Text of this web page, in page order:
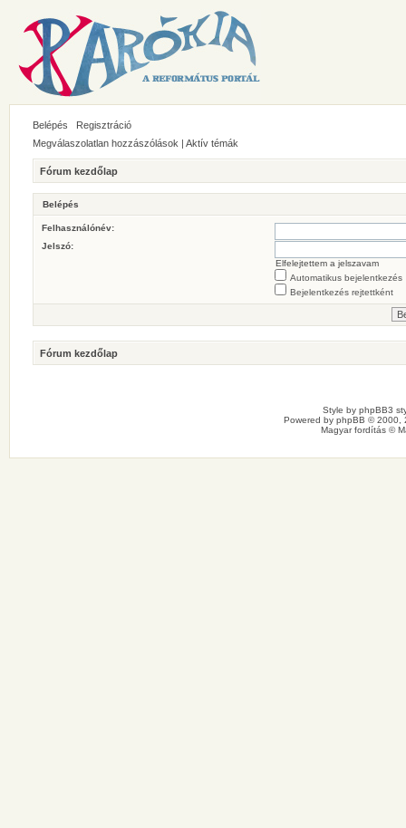
Belépés
Regisztráció
Megválaszolatlan hozzászólások | Aktív témák
Fórum kezdőlap
Belépés
Felhasználónév:
Jelszó:
Elfelejtettem a jelszavam
Automatikus bejelentkezés
Bejelentkezés rejtettként
Fórum kezdőlap
Style by phpBB3
Powered by phpBB © 2000,
Magyar fordítás ©